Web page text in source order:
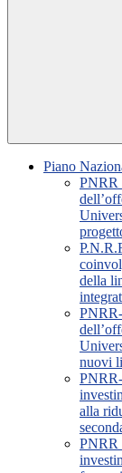
Piano
PNRR
della
nuovi
alla
PNRR